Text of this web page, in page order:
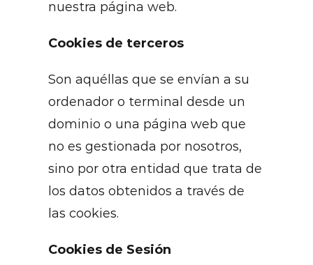
nuestra página web.
Cookies de terceros
Son aquéllas que se envían a su
ordenador o terminal desde un
dominio o una página web que
no es gestionada por nosotros,
sino por otra entidad que trata de
los datos obtenidos a través de
las cookies.
Cookies de Sesión